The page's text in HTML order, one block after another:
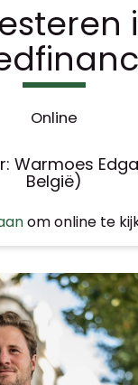
Online
Warmoes
België)
om online te